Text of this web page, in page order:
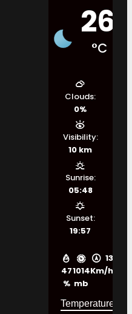
26
°C
47
%
1014
mb
13
Km/h
Clouds:
0%
Visibility:
10 km
Sunrise:
05:48
Sunset:
19:57